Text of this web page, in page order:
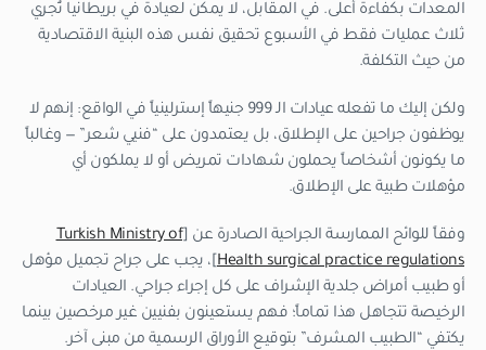
المعدات بكفاءة أعلى. في المقابل، لا يمكن لعيادة في بريطانيا تُجري
ثلاث عمليات فقط في الأسبوع تحقيق نفس هذه البنية الاقتصادية
من حيث التكلفة.
ولكن إليك ما تفعله عيادات الـ 999 جنيهاً إسترلينياً في الواقع: إنهم لا
يوظفون جراحين على الإطلاق، بل يعتمدون على “فنيي شعر” — وغالباً
ما يكونون أشخاصاً يحملون شهادات تمريض أو لا يملكون أي
مؤهلات طبية على الإطلاق.
وفقاً للوائح الممارسة الجراحية الصادرة عن [Turkish Ministry of
Health surgical practice regulations]، يجب على جراح تجميل مؤهل
أو طبيب أمراض جلدية الإشراف على كل إجراء جراحي. العيادات
الرخيصة تتجاهل هذا تماماً؛ فهم يستعينون بفنيين غير مرخصين بينما
يكتفي “الطبيب المشرف” بتوقيع الأوراق الرسمية من مبنى آخر.